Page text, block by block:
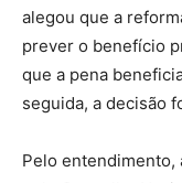
alegou que a
prever o benefício
que a pena
seguida, a decisão
Pelo entendimento,